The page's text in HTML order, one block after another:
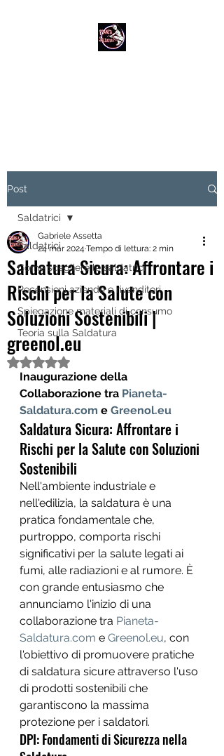
Post
Saldatrici
Come scegliere le saldatrici
Recensioni aziende e rivenditori
Spiegazione materiali di consumo
Teoria sulla Saldatura
Saldatrici
Saldatura Sicura: Affrontare i
Rischi per la Salute con
Soluzioni Sostenibili |
greenol.eu
Gabriele Assetta
24 mar 2024 Tempo di lettura: 2 min
Valutazione NaN stelle su 5.
Inaugurazione della
Collaborazione tra Pianeta-
Saldatura.com e Greenol.eu
Saldatura Sicura: Affrontare i
Rischi per la Salute con Soluzioni
Sostenibili
Nell'ambiente industriale e
nell'edilizia, la saldatura è una
pratica fondamentale che,
purtroppo, comporta rischi
significativi per la salute legati ai
fumi, alle radiazioni e al rumore. È
con grande entusiasmo che
annunciamo l'inizio di una
collaborazione tra Pianeta-
Saldatura.com e Greenol.eu, con
l'obiettivo di promuovere pratiche
di saldatura sicure attraverso l'uso
di prodotti sostenibili che
garantiscono la massima
protezione per i saldatori.
DPI: Fondamenti di Sicurezza nella